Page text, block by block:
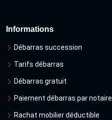
Informations
Débarras succession
Tarifs débarras
Débarras gratuit
Paiement débarras par notaire
Rachat mobilier déductible